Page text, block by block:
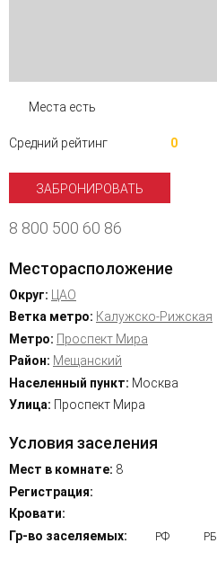
Места есть
Средний рейтинг 0
ЗАБРОНИРОВАТЬ
8 800 500 60 86
Месторасположение
Округ:
ЦАО
Ветка метро: Калужско-Рижская
Метро: Проспект Мира
Район: Мещанский
Населенный пункт: Москва
Улица: Проспект Мира
Условия заселения
Мест в комнате: 8
Регистрация:
Кровати:
Гр-во заселяемых:
РФ РБ